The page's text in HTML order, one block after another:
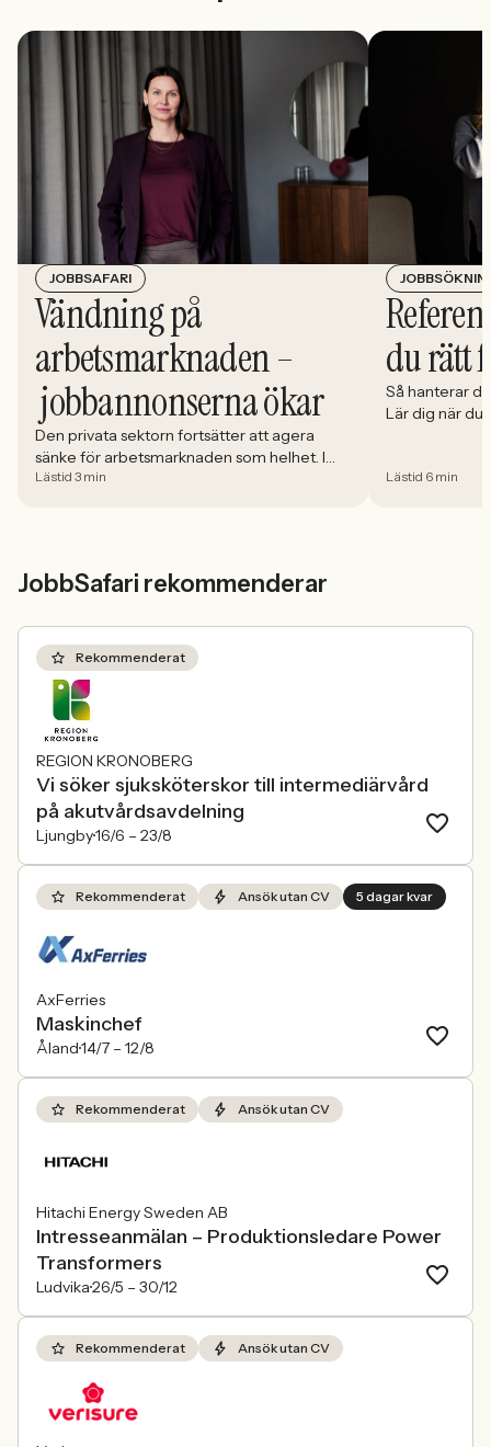
JOBBSAFARI
Vändning på
arbetsmarknaden –
jobbannonserna ökar
Den privata sektorn fortsätter att agera
sänke för arbetsmarknaden som helhet. I
april minskade antalet jobbannonser i
Lästid 3 min
du rätt
Så hanterar
Lär dig när du
Lästid 6 min
JobbSafari rekommenderar
Rekommenderat
REGION KRONOBERG
Vi söker sjuksköterskor till intermediärvård
på akutvårdsavdelning
Ljungby16/6 – 23/8
Rekommenderat Ansök utan CV 5 dagar kvar
AxFerries
Maskinchef
Åland14/7 – 12/8
Rekommenderat Ansök utan CV
Hitachi Energy Sweden AB
Intresseanmälan – Produktionsledare Power
Transformers
Ludvika26/5 – 30/12
Rekommenderat Ansök utan CV